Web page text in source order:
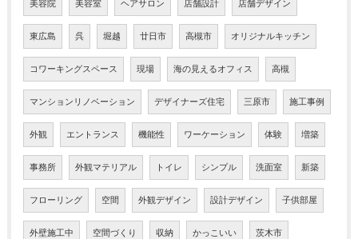
美容院 美容室 ヘアサロン 店舗設計 店舗デザイン
東広島 呉 堀越 廿日市 高槻市 オリジナルキッチン
コワーキングスペース 現場 海の見えるオフィス 高槻
マンションリノベーション デザイナーズ住宅 三原市 施工事例
外観 エントランス 機能性 ワーケーション 体験 増築
事務所 外観マテリアル トイレ シンプル 洗面室 新築
フローリング 空間 外観デザイン 設計デザイン 子供部屋
外壁施工中 空間づくり 収納 かっこいい 茨木市